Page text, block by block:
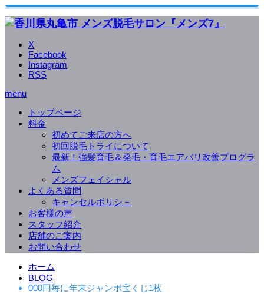
X
Facebook
Instagram
RSS
menu
トップページ
料金
初めてご来店の方へ
初回脱毛トライについて
最新！強髪育毛＆発毛・育毛エアバリ改善プログラ
ム
メンズフェイシャル
よくある質問
キャンセルポリシ－
お客様の声
スタッフ紹介
店舗のご案内
お問い合わせ
ホーム
BLOG
000円毎に年末ジャンボ宝くじ1枚